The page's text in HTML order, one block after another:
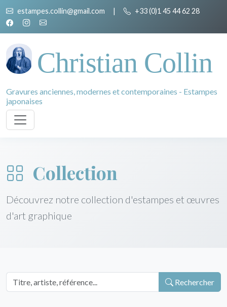
estampes.collin@gmail.com | +33 (0)1 45 44 62 28
Christian Collin
Gravures anciennes, modernes et contemporaines - Estampes
japonaises
Collection
Découvrez notre collection d'estampes et œuvres
d'art graphique
Rechercher